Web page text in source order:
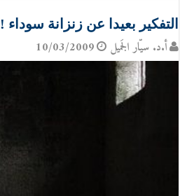
التفكير بعيدا عن زنزانة سوداء !
أ.د. سيّار الجَميل 10/03/2009